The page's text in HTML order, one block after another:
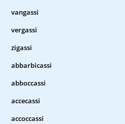
vangassi
vergassi
zigassi
abbarbicassi
abboccassi
accecassi
accoccassi